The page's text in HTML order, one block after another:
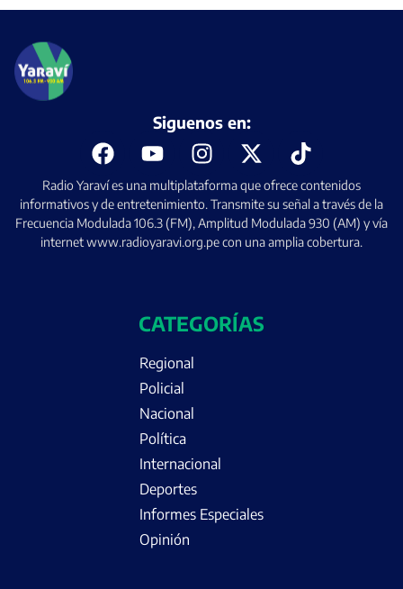
Radio Yaraví es una multiplataforma que ofrece contenidos
informativos y de entretenimiento. Transmite su señal a través de la
Frecuencia Modulada 106.3 (FM), Amplitud Modulada 930 (AM) y vía
internet www.radioyaravi.org.pe con una amplia cobertura.
Siguenos en:
CATEGORÍAS
Regional
Policial
Nacional
Política
Internacional
Deportes
Informes Especiales
Opinión